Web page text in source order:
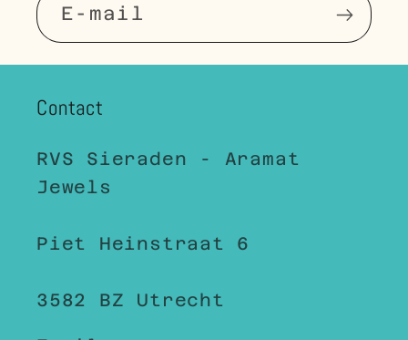
E‑mail
Contact
RVS Sieraden - Aramat
Jewels
Piet Heinstraat 6
3582 BZ Utrecht